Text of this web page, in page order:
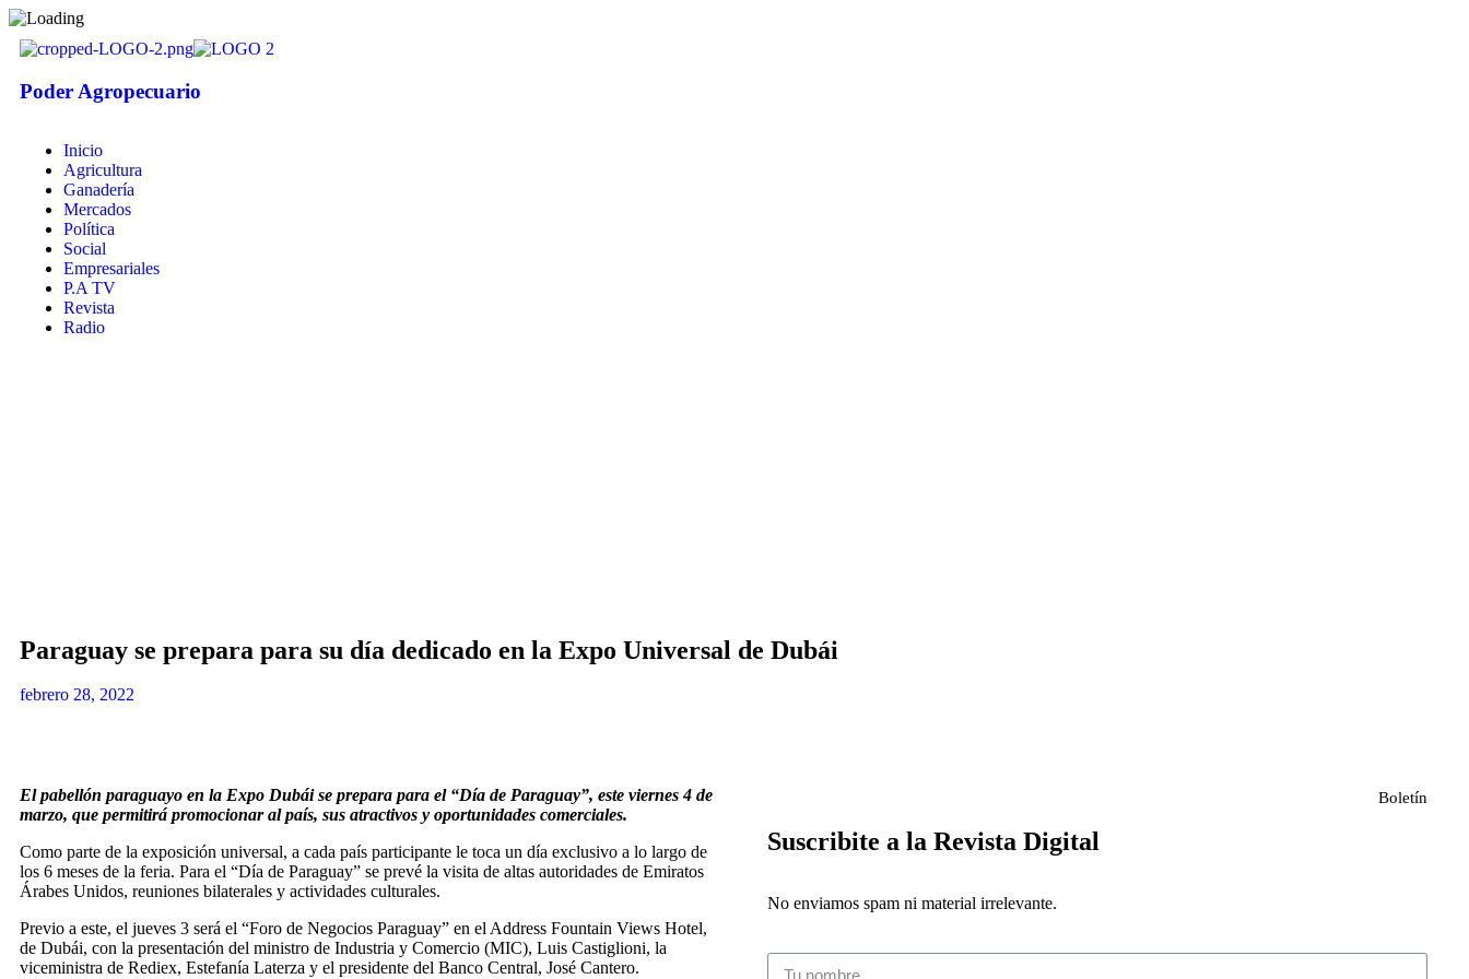
Poder Agropecuario
Inicio
Agricultura
Ganadería
Mercados
Política
Social
Empresariales
P.A TV
Revista
Radio
Paraguay se prepara para su día dedicado en la Expo Universal de Dubái
febrero 28, 2022
El pabellón paraguayo en la Expo Dubái se prepara para el “Día de Paraguay”, este viernes 4 de
marzo, que permitirá promocionar al país, sus atractivos y oportunidades comerciales.
Como parte de la exposición universal, a cada país participante le toca un día exclusivo a lo largo de
los 6 meses de la feria. Para el “Día de Paraguay” se prevé la visita de altas autoridades de Emiratos
Árabes Unidos, reuniones bilaterales y actividades culturales.
Previo a este, el jueves 3 será el “Foro de Negocios Paraguay” en el Address Fountain Views Hotel,
de Dubái, con la presentación del ministro de Industria y Comercio (MIC), Luis Castiglioni, la
viceministra de Rediex, Estefanía Laterza y el presidente del Banco Central, José Cantero.
Boletín
Suscribite a la Revista Digital
No enviamos spam ni material irrelevante.